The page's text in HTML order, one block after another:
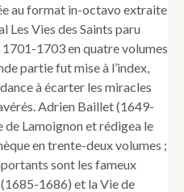
au format in-octavo extraite
Les Vies des Saints paru
1703 en quatre volumes
partie fut mise à l’index,
à écarter les miracles
Adrien Baillet (1649-
Lamoignon et rédigea le
en trente-deux volumes ;
sont les fameux
(1685-1686) et la Vie de